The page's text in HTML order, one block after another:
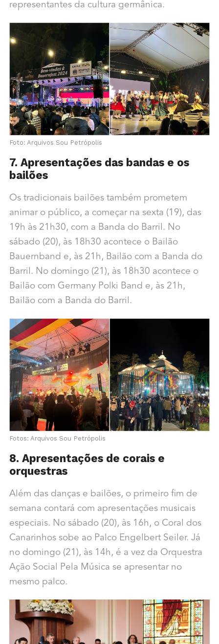
representantes da cultura germânica.
Foto: Arquivos Sou Petrópolis
7. Apresentações das bandas e os
bailões
Os tradicionais bailões também prometem
animar o público, a começar na sexta (19), das
19h às 21h30, com a Banda do Barril. No
sábado (20), às 18h30 acontece o Bailão
Bauernband e, às 21h, Bailão com a Banda do
Barril. No domingo (21), às 18h30 acontece o
Bailão com Germany Polki Band e, às 21h,
Bailão com a Banda do Barril.
Fotos: Arquivos Sou Petrópolis
8. Apresentações de corais e
orquestras
Além das danças e bailões, o primeiro fim de
semana contará com apresentações musicais
especiais. No sábado (20), às 16h, o Coral dos
Canarinhos sobe ao Palco Engelbert Seiler. Já
no domingo (21), às 14h, é a vez da Orquestra
Ação Social Pela Música se apresentar no
mesmo palco.